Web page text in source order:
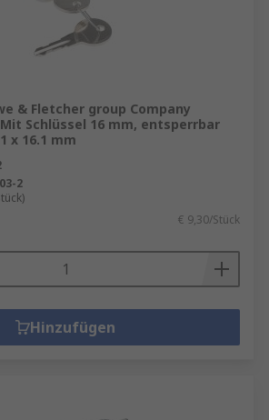
& Fletcher group Company
Schlüssel 16 mm, entsperrbar
x 16.1 mm
2
€ 9,30/Stück
Hinzufügen